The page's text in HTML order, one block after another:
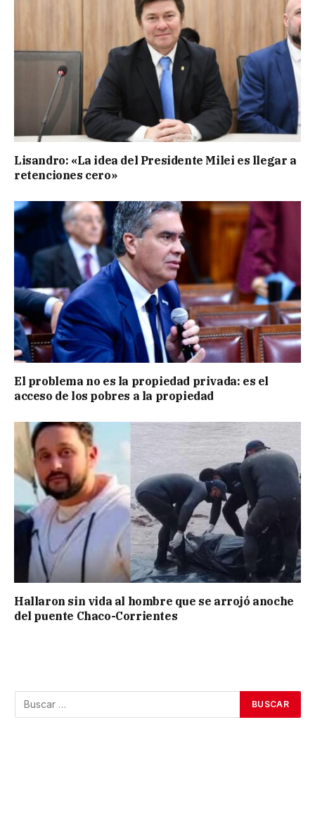
Lisandro: «La idea del Presidente Milei es llegar a
retenciones cero»
El problema no es la propiedad privada: es el
acceso de los pobres a la propiedad
Hallaron sin vida al hombre que se arrojó anoche
del puente Chaco-Corrientes